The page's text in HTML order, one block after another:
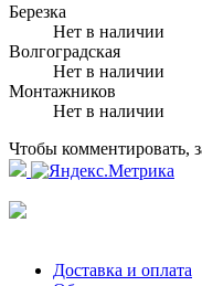
Березка
Нет в наличии
Волгоградская
Нет в наличии
Монтажников
Нет в наличии
Чтобы комментировать,
Доставка и оплата